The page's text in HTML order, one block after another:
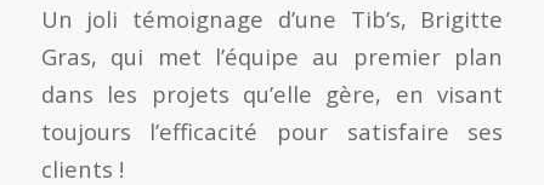
Un joli témoignage d’une Tib’s, Brigitte
Gras, qui met l’équipe au premier plan
dans les projets qu’elle gère, en visant
toujours l’efficacité pour satisfaire ses
clients !